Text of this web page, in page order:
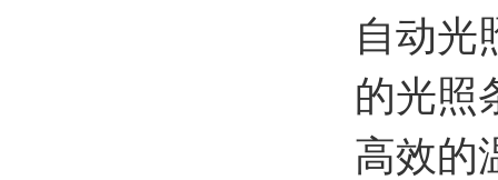
自动光
的光照
高效的